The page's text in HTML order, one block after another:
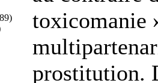
toxicomanie
prostitution.